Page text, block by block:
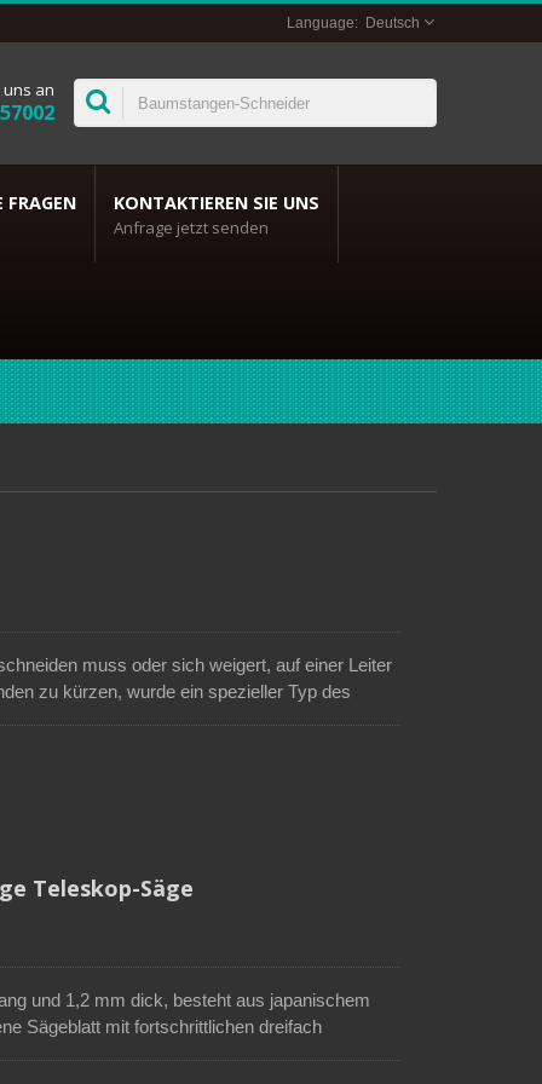
Deutsch
uns an
FRAGEN KONTAKTIEREN SIE UNS
Anfrage jetzt senden
muss oder sich weigert, auf einer Leiter
zu kürzen, wurde ein spezieller Typ des
Teleskop-Säge
und 1,2 mm dick, besteht aus japanischem
Sägeblatt mit fortschrittlichen dreifach